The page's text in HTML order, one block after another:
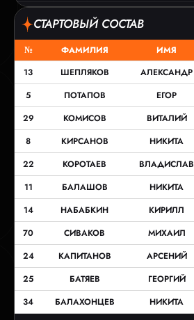
СТАРТОВЫЙ СОСТАВ
№ ФАМИЛИЯ ИМЯ
13
ШЕПЛЯКОВ АЛЕКСАНДР
5
ПОТАПОВ ЕГОР
29
КОМИСОВ ВИТАЛИЙ
8
КИРСАНОВ НИКИТА
22
КОРОТАЕВ ВЛАДИСЛАВ
11
БАЛАШОВ НИКИТА
14
НАБАБКИН КИРИЛЛ
70
СИВАКОВ МИХАИЛ
24
КАПИТАНОВ АРСЕНИЙ
25
БАТЯЕВ ГЕОРГИЙ
34
БАЛАХОНЦЕВ НИКИТА